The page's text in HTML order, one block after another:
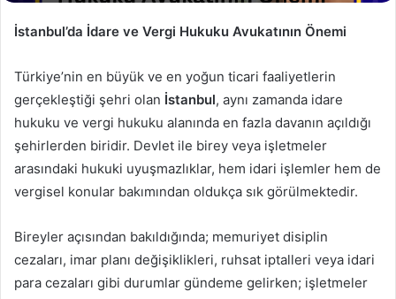
İstanbul’da İdare ve Vergi Hukuku Avukatının Önemi
Türkiye’nin en büyük ve en yoğun ticari faaliyetlerin
gerçekleştiği şehri olan İstanbul, aynı zamanda idare
hukuku ve vergi hukuku alanında en fazla davanın açıldığı
şehirlerden biridir. Devlet ile birey veya işletmeler
arasındaki hukuki uyuşmazlıklar, hem idari işlemler hem de
vergisel konular bakımından oldukça sık görülmektedir.
Bireyler açısından bakıldığında; memuriyet disiplin
cezaları, imar planı değişiklikleri, ruhsat iptalleri veya idari
para cezaları gibi durumlar gündeme gelirken; işletmeler